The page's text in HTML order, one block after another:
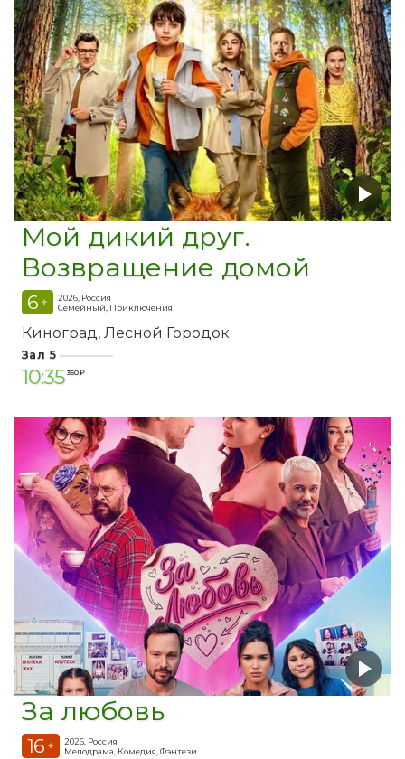
Мой дикий друг.
Возвращение домой
6 +
2026, Россия
Семейный, Приключения
Киноград Лесной Городок
Зал 5
10:35 350 ₽
За любовь
16 +
2026, Россия
Мелодрама, Комедия, Фэнтези